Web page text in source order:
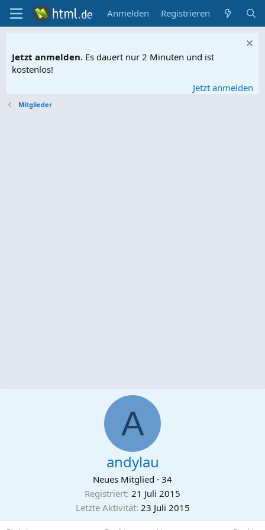
Anmelden Registrieren
Jetzt anmelden. Es dauert nur 2 Minuten und ist
kostenlos!
Jetzt anmelden
Mitglieder
A
andylau
Neues Mitglied · 34
Registriert 21 Juli 2015
Letzte Aktivität 23 Juli 2015